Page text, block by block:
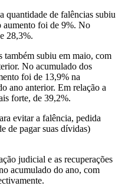
quantidade de falências subiu
aumento foi de 9%. No
28,3%.
também subiu em maio, com
No acumulado dos
foi de 13,9% na
ano anterior. Em relação a
forte, de 39,2%.
evitar a falência, pedida
de pagar suas dívidas)
judicial e as recuperações
acumulado do ano, com